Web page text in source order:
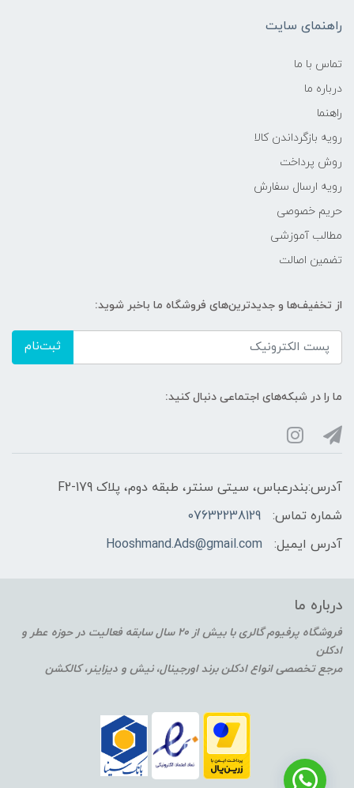
راهنمای سایت
تماس با ما
درباره ما
راهنما
رویه‌ بازگرداندن کالا
روش پرداخت
رویه ارسال سفارش
حریم خصوصی
مطالب آموزشی
تضمین اصالت
از تخفیف‌ها و جدیدترین‌های فروشگاه ما باخبر شوید:
ثبت‌نام
ما را در شبکه‌های اجتماعی دنبال کنید:
آدرس:بندرعباس، سیتی سنتر، طبقه دوم، پلاک F2-179
شماره تماس:
07632238129
آدرس ایمیل:
Hooshmand.Ads@gmail.com
درباره ما
فروشگاه پرفیوم گالری با بیش از 20 سال سابقه فعالیت در حوزه عطر و
ادکلن
مرجع تخصصی انواع ادکلن برند اورجینال، نیش و دیزاینر، کالکشن